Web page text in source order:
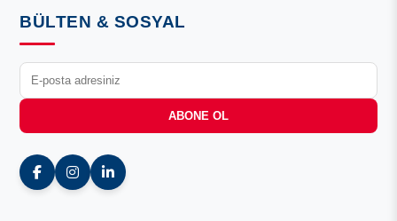
BÜLTEN & SOSYAL
ABONE OL